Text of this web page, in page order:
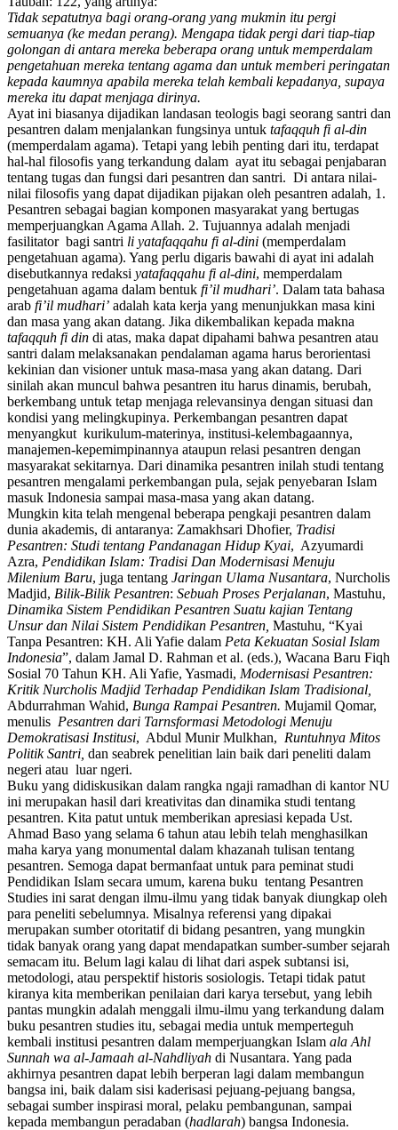
Tidak sepatutnya bagi orang-orang yang mukmin itu pergi
semuanya (ke medan perang). Mengapa tidak pergi dari tiap-tiap
golongan di antara mereka beberapa orang untuk memperdalam
pengetahuan mereka tentang agama dan untuk memberi peringatan
kepada kaumnya apabila mereka telah kembali kepadanya, supaya
mereka itu dapat menjaga dirinya.
Ayat ini biasanya dijadikan landasan teologis bagi seorang santri dan
pesantren dalam menjalankan fungsinya untuk tafaqquh fi al-din
(memperdalam agama). Tetapi yang lebih penting dari itu, terdapat
hal-hal filosofis yang terkandung dalam ayat itu sebagai penjabaran
tentang tugas dan fungsi dari pesantren dan santri. Di antara nilai-
nilai filosofis yang dapat dijadikan pijakan oleh pesantren adalah, 1.
Pesantren sebagai bagian komponen masyarakat yang bertugas
memperjuangkan Agama Allah. 2. Tujuannya adalah menjadi
fasilitator bagi santri li yatafaqqahu fi al-dini (memperdalam
pengetahuan agama). Yang perlu digaris bawahi di ayat ini adalah
disebutkannya redaksi yatafaqqahu fi al-dini, memperdalam
pengetahuan agama dalam bentuk fi’il mudhari’. Dalam tata bahasa
arab fi’il mudhari’ adalah kata kerja yang menunjukkan masa kini
dan masa yang akan datang. Jika dikembalikan kepada makna
tafaqquh fi din di atas, maka dapat dipahami bahwa pesantren atau
santri dalam melaksanakan pendalaman agama harus berorientasi
kekinian dan visioner untuk masa-masa yang akan datang. Dari
sinilah akan muncul bahwa pesantren itu harus dinamis, berubah,
berkembang untuk tetap menjaga relevansinya dengan situasi dan
kondisi yang melingkupinya. Perkembangan pesantren dapat
menyangkut kurikulum-materinya, institusi-kelembagaannya,
manajemen-kepemimpinannya ataupun relasi pesantren dengan
masyarakat sekitarnya. Dari dinamika pesantren inilah studi tentang
pesantren mengalami perkembangan pula, sejak penyebaran Islam
masuk Indonesia sampai masa-masa yang akan datang.
Mungkin kita telah mengenal beberapa pengkaji pesantren dalam
dunia akademis, di antaranya: Zamakhsari Dhofier, Tradisi
Pesantren: Studi tentang Pandanagan Hidup Kyai, Azyumardi
Azra, Pendidikan Islam: Tradisi Dan Modernisasi Menuju
Milenium Baru, juga tentang Jaringan Ulama Nusantara, Nurcholis
Madjid, Bilik-Bilik Pesantren: Sebuah Proses Perjalanan, Mastuhu,
Dinamika Sistem Pendidikan Pesantren Suatu kajian Tentang
Unsur dan Nilai Sistem Pendidikan Pesantren, Mastuhu, “Kyai
Tanpa Pesantren: KH. Ali Yafie dalam Peta Kekuatan Sosial Islam
Indonesia”, dalam Jamal D. Rahman et al. (eds.), Wacana Baru Fiqh
Sosial 70 Tahun KH. Ali Yafie, Yasmadi, Modernisasi Pesantren:
Kritik Nurcholis Madjid Terhadap Pendidikan Islam Tradisional,
Abdurrahman Wahid, Bunga Rampai Pesantren. Mujamil Qomar,
menulis Pesantren dari Tarnsformasi Metodologi Menuju
Demokratisasi Institusi, Abdul Munir Mulkhan, Runtuhnya Mitos
Politik Santri, dan seabrek penelitian lain baik dari peneliti dalam
negeri atau luar ngeri.
Buku yang didiskusikan dalam rangka ngaji ramadhan di kantor NU
ini merupakan hasil dari kreativitas dan dinamika studi tentang
pesantren. Kita patut untuk memberikan apresiasi kepada Ust.
Ahmad Baso yang selama 6 tahun atau lebih telah menghasilkan
maha karya yang monumental dalam khazanah tulisan tentang
pesantren. Semoga dapat bermanfaat untuk para peminat studi
Pendidikan Islam secara umum, karena buku tentang Pesantren
Studies ini sarat dengan ilmu-ilmu yang tidak banyak diungkap oleh
para peneliti sebelumnya. Misalnya referensi yang dipakai
merupakan sumber otoritatif di bidang pesantren, yang mungkin
tidak banyak orang yang dapat mendapatkan sumber-sumber sejarah
semacam itu. Belum lagi kalau di lihat dari aspek subtansi isi,
metodologi, atau perspektif historis sosiologis. Tetapi tidak patut
kiranya kita memberikan penilaian dari karya tersebut, yang lebih
pantas mungkin adalah menggali ilmu-ilmu yang terkandung dalam
buku pesantren studies itu, sebagai media untuk memperteguh
kembali institusi pesantren dalam memperjuangkan Islam ala Ahl
Sunnah wa al-Jamaah al-Nahdliyah di Nusantara. Yang pada
akhirnya pesantren dapat lebih berperan lagi dalam membangun
bangsa ini, baik dalam sisi kaderisasi pejuang-pejuang bangsa,
sebagai sumber inspirasi moral, pelaku pembangunan, sampai
kepada membangun peradaban (hadlarah) bangsa Indonesia.